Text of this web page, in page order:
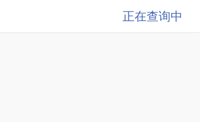
正在查询中